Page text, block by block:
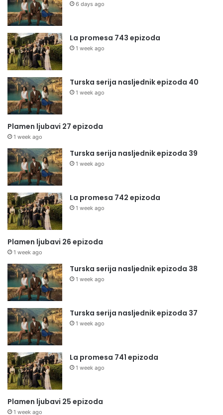
6 days ago
La promesa 743 epizoda
1 week ago
Turska serija nasljednik epizoda 40
1 week ago
Plamen ljubavi 27 epizoda
1 week ago
Turska serija nasljednik epizoda 39
1 week ago
La promesa 742 epizoda
1 week ago
Plamen ljubavi 26 epizoda
1 week ago
Turska serija nasljednik epizoda 38
1 week ago
Turska serija nasljednik epizoda 37
1 week ago
La promesa 741 epizoda
1 week ago
Plamen ljubavi 25 epizoda
1 week ago